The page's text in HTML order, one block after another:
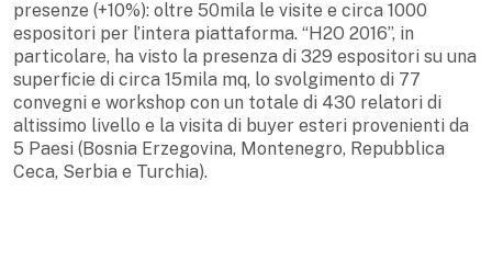
presenze (+10%): oltre 50mila le visite e circa 1000
espositori per l’intera piattaforma. “H2O 2016”, in
particolare, ha visto la presenza di 329 espositori su una
superficie di circa 15mila mq, lo svolgimento di 77
convegni e workshop con un totale di 430 relatori di
altissimo livello e la visita di buyer esteri provenienti da
5 Paesi (Bosnia Erzegovina, Montenegro, Repubblica
Ceca, Serbia e Turchia).